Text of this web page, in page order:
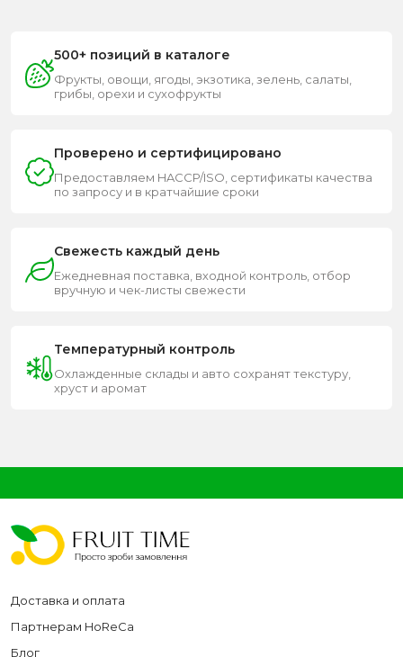
500+ позиций в каталоге
Фрукты, овощи, ягоды, экзотика, зелень, салаты,
грибы, орехи и сухофрукты
Проверено и сертифицировано
Предоставляем HACCP/ISO, сертификаты качества
по запросу и в кратчайшие сроки
Свежесть каждый день
Ежедневная поставка, входной контроль, отбор
вручную и чек-листы свежести
Температурный контроль
Охлажденные склады и авто сохранят текстуру,
хруст и аромат
Доставка и оплата
Партнерам HoReCa
Блог